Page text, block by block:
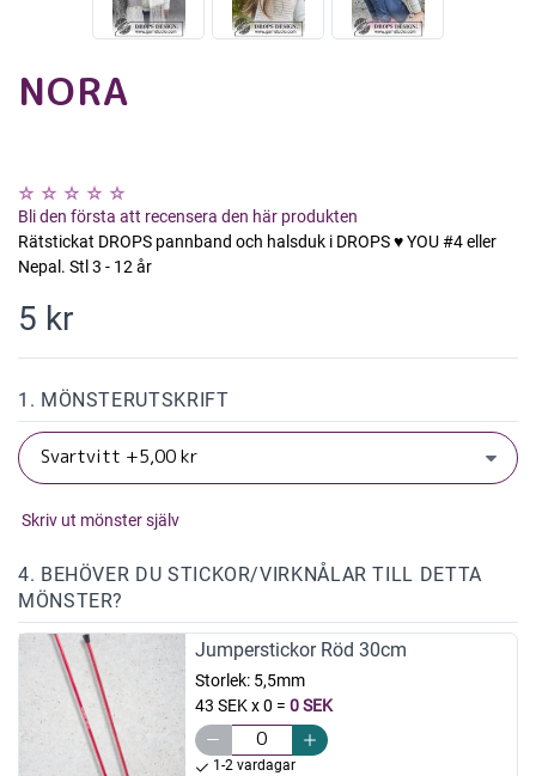
NORA
Bli den första att recensera den här produkten
Rätstickat DROPS pannband och halsduk i DROPS ♥ YOU #4 eller
Nepal. Stl 3 - 12 år
5 kr
1. MÖNSTERUTSKRIFT
Skriv ut mönster själv
4. BEHÖVER DU STICKOR/VIRKNÅLAR TILL DETTA
MÖNSTER?
Jumperstickor Röd 30cm
Storlek: 5,5mm
43 SEK x 0 = 0 SEK
1-2 vardagar